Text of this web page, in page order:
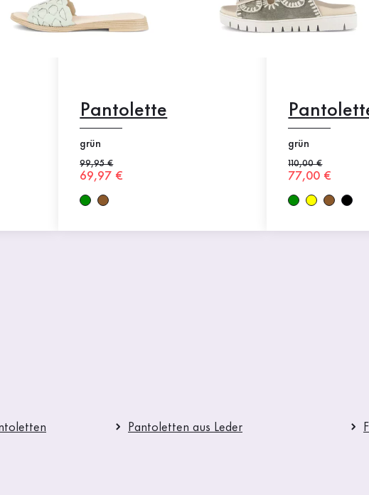
Pantolette
grün
Alter Preis
99,95 €
Neuer Preis
69,97 €
grün
Alter Preis
110,00 €
Neuer Preis
77,00 €
Pantoletten aus Leder